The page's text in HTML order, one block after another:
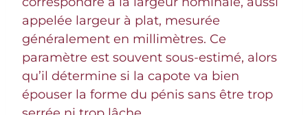
appelée largeur à plat, mesurée
généralement en millimètres. Ce
paramètre est souvent sous-estimé, alors
qu’il détermine si la capote va bien
épouser la forme du pénis sans être trop